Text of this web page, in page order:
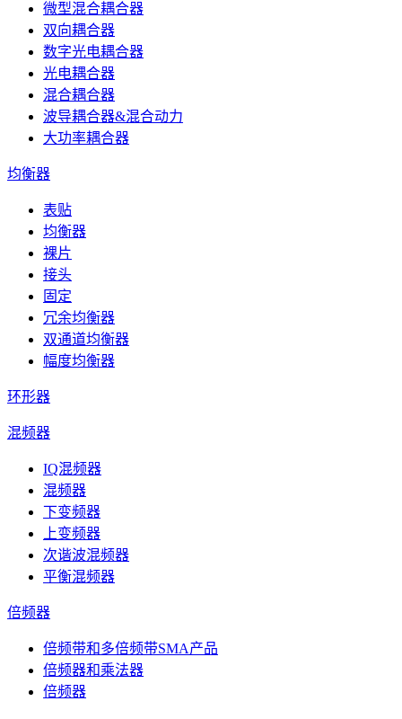
微型混合耦合器
双向耦合器
数字光电耦合器
光电耦合器
混合耦合器
波导耦合器&混合动力
大功率耦合器
均衡器
表贴
均衡器
裸片
接头
固定
冗余均衡器
双通道均衡器
幅度均衡器
环形器
混频器
IQ混频器
混频器
下变频器
上变频器
次谐波混频器
平衡混频器
倍频器
倍频带和多倍频带SMA产品
倍频器和乘法器
倍频器